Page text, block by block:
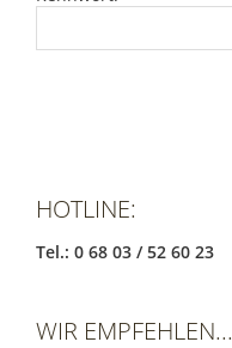
HOTLINE:
Tel.: 0 68 03 / 52 60 23
WIR EMPFEHLEN...